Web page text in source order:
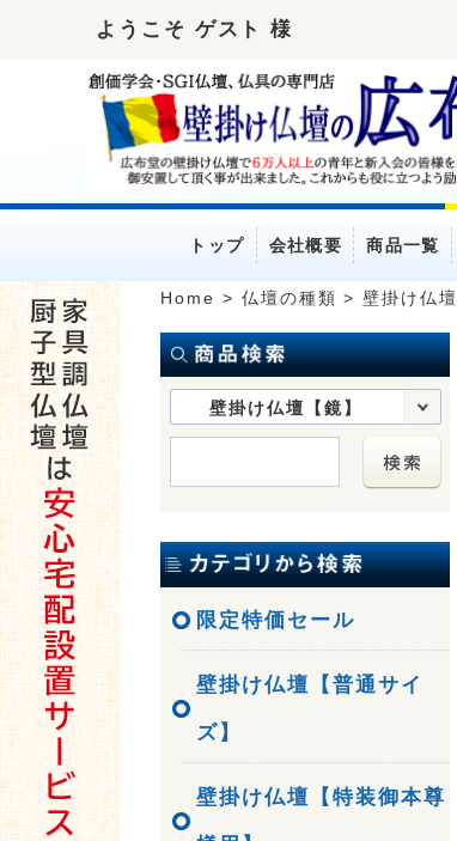
ようこそ ゲスト 様
トップ 会社概要 商品一覧
Home > 仏壇の種類 >壁掛け仏壇
壁掛け仏壇【鏡】
限定特価セール
壁掛け仏壇【普通サイ
ズ】
壁掛け仏壇【特装御本尊